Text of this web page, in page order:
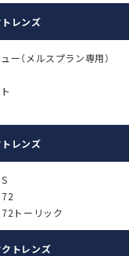
レンズ
ー（メルスプラン専用）
レンズ
トーリック
トレンズ